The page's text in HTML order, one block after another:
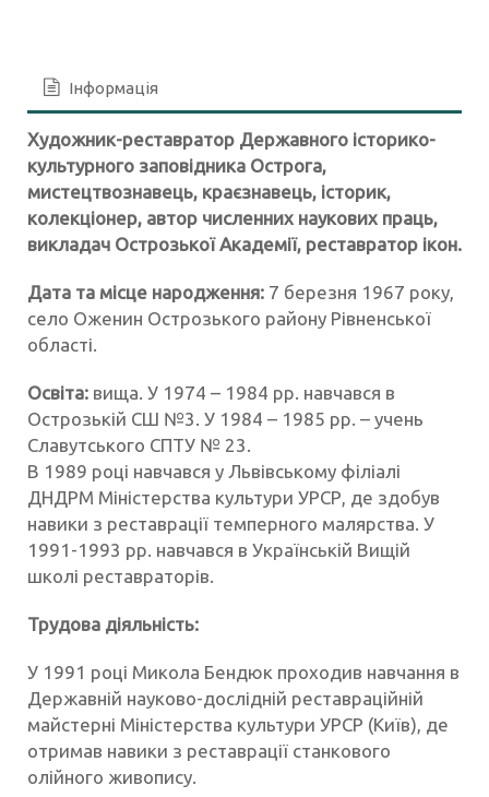
Інформація
Художник-реставратор Державного історико-
культурного заповідника Острога,
мистецтвознавець, краєзнавець, історик,
колекціонер, автор численних наукових праць,
викладач Острозької Академії, реставратор ікон.
Дата та місце народження: 7 березня 1967 року,
село Оженин Острозького району Рівненської
області.
Освіта: вища. У 1974 – 1984 рр. навчався в
Острозькій СШ №3. У 1984 – 1985 рр. – учень
Славутського СПТУ № 23.
В 1989 році навчався у Львівському філіалі
ДНДРМ Міністерства культури УРСР, де здобув
навики з реставрації темперного малярства. У
1991-1993 рр. навчався в Українській Вищій
школі реставраторів.
Трудова діяльність:
У 1991 році Микола Бендюк проходив навчання в
Державній науково-дослідній реставраційній
майстерні Міністерства культури УРСР (Київ), де
отримав навики з реставрації станкового
олійного живопису.